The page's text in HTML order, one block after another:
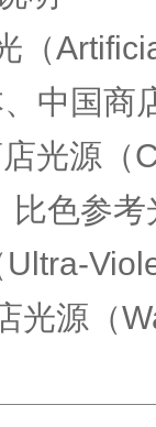
（
中国商
光源（
比色参考
光源（